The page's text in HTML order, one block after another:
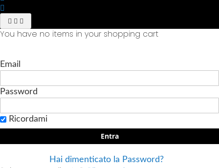
You have no items in your shopping cart
Email
Password
Ricordami
Entra
Hai dimenticato la Password?